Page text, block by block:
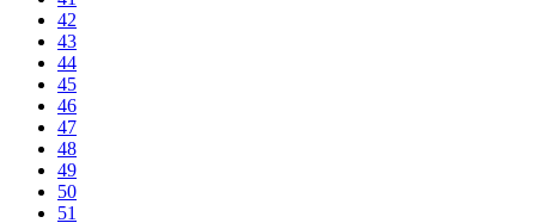
42
43
44
45
46
47
48
49
50
51